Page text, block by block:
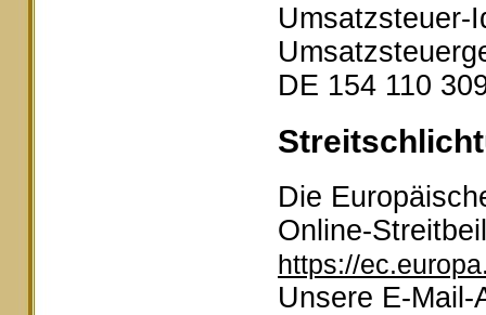
Umsatzsteuer-
DE 154 110
Die
Online-
https://
Unsere E-